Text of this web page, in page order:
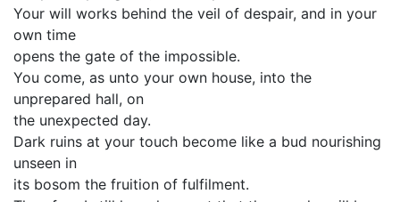
Your will works behind the veil of despair, and in your
own time
opens the gate of the impossible.
You come, as unto your own house, into the
unprepared hall, on
the unexpected day.
Dark ruins at your touch become like a bud nourishing
unseen in
its bosom the fruition of fulfilment.